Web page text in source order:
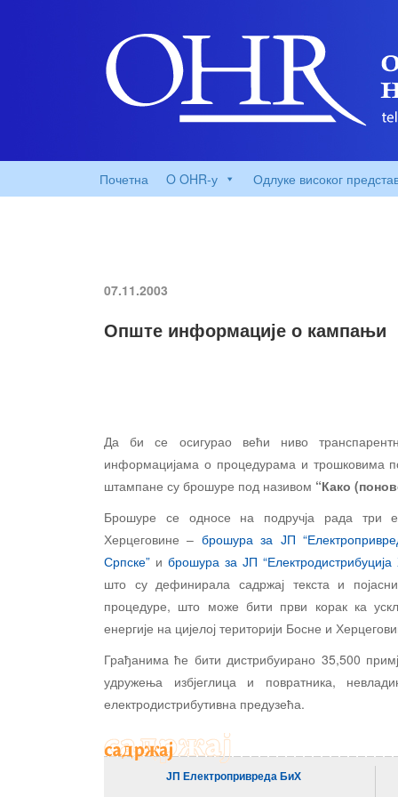
Почетна O OHR-у Одлуке високог
07.11.2003
Опште информације о кампањи
Да би се осигурао већи ниво
информацијама о процедурама и трошковима
штампане су брошуре под називом “Како
Брошуре се односе на подручја рада три
Херцеговине – брошура за ЈП
Српске” и брошура за ЈП “Електродистрибуција
што су дефинирала садржај текста и
процедуре, што може бити први корак ка
енергије на цијелој територији Босне и
Грађанима ће бити дистрибуирано 35,500
удружења избјеглица и повратника,
електродистрибутивна предузећа.
ЈП Електропривреда БиХ